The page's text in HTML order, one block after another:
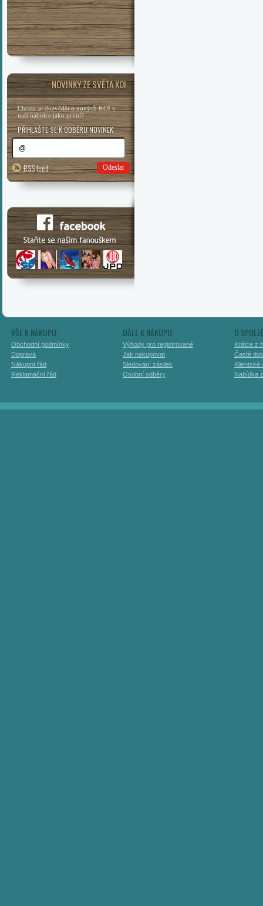
NOVINKY ZE SVĚTA KOI
Chcete se dozvědět o nových KOI v
naší nabídce jako první?
PŘIHLAŠTE SE K ODBĚRU NOVINEK
RSS feed Odeslat
VŠE K NÁKUPU:
Obchodní podmínky
Doprava
Nákupní řád
Reklamační řád
DÁLE K NÁKUPU:
Výhody pro registrované
Jak nakupovat
Sledování zásilek
Osobní odběry
O
Krátce z
Časté
Klientské
Nabídka